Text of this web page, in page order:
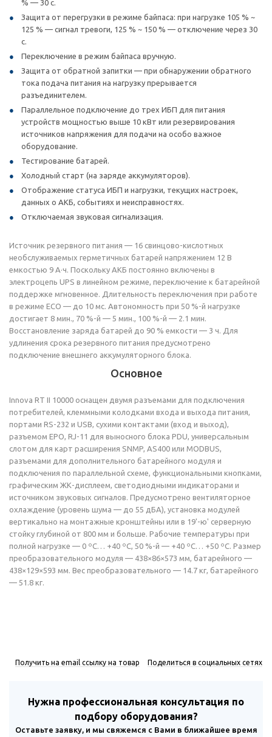
% — 30 с.
Защита от перегрузки в режиме байпаса: при нагрузке 105 % ~
125 % — сигнал тревоги, 125 % ~ 150 % — отключение через 30
с.
Переключение в режим байпаса вручную.
Защита от обратной запитки — при обнаружении обратного
тока подача питания на нагрузку прерывается
разъединителем.
Параллельное подключение до трех ИБП для питания
устройств мощностью выше 10 кВт или резервирования
источников напряжения для подачи на особо важное
оборудование.
Тестирование батарей.
Холодный старт (на заряде аккумуляторов).
Отображение статуса ИБП и нагрузки, текущих настроек,
данных о АКБ, событиях и неисправностях.
Отключаемая звуковая сигнализация.
Источник резервного питания — 16 свинцово-кислотных
необслуживаемых герметичных батарей напряжением 12 В
емкостью 9 А·ч. Поскольку АКБ постоянно включены в
электроцепь UPS в линейном режиме, переключение к батарейной
поддержке мгновенное. Длительность переключения при работе
в режиме ECO — до 10 мс. Автономность при 50 %-й нагрузке
достигает 8 мин., 70 %-й — 5 мин., 100 %-й — 2.1 мин.
Восстановление заряда батарей до 90 % емкости — 3 ч. Для
удлинения срока резервного питания предусмотрено
подключение внешнего аккумуляторного блока.
Основное
Innova RT II 10000 оснащен двумя разъемами для подключения
потребителей, клеммными колодками входа и выхода питания,
портами RS-232 и USB, сухими контактами (вход и выход),
разъемом EPO, RJ-11 для выносного блока PDU, универсальным
слотом для карт расширения SNMP, AS400 или MODBUS,
разъемами для дополнительного батарейного модуля и
подключения по параллельной схеме, функциональными кнопками,
графическим ЖК-дисплеем, светодиодными индикаторами и
источником звуковых сигналов. Предусмотрено вентиляторное
охлаждение (уровень шума — до 55 дБА), установка модулей
вертикально на монтажные кронштейны или в 19'-ю' серверную
стойку глубиной от 800 мм и больше. Рабочие температуры при
полной нагрузке — 0 ºС… +40 ºС, 50 %-й — +40 ºС… +50 ºС. Размер
преобразовательного модуля — 438×86×573 мм, батарейного —
438×129×593 мм. Вес преобразовательного — 14.7 кг, батарейного
— 51.8 кг.
Получить на email ссылку на товар Поделиться в социальных сетях
Нужна профессиональная консультация по
подбору оборудования?
Оставьте заявку, и мы свяжемся с Вами в ближайшее время